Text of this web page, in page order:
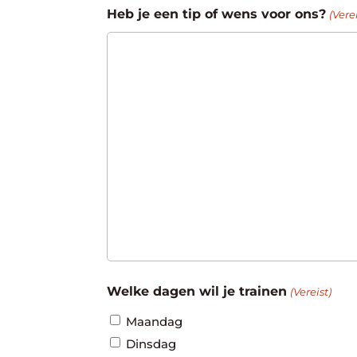
Heb je een tip of wens voor ons?
Welke dagen wil je trainen (Vereist)
Maandag
Dinsdag